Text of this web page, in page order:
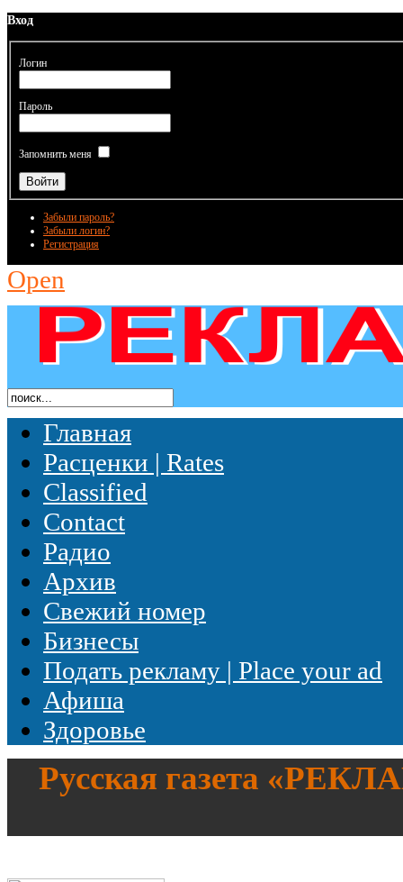
Вход
Логин
Пароль
Запомнить меня
Забыли пароль?
Забыли логин?
Регистрация
Open
Главная
Расценки | Rates
Classified
Contact
Радио
Архив
Свежий номер
Бизнесы
Подать рекламу | Place your ad
Афиша
Здоровье
Русская газета «